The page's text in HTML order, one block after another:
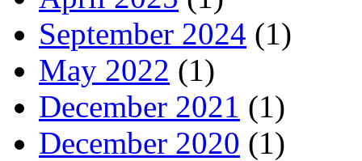
September 2024 (1)
May 2022 (1)
December 2021 (1)
December 2020 (1)